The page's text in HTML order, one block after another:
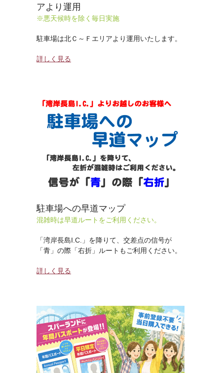
アより運用
※悪天候時を除く毎日実施
駐車場は北Ｃ～Ｆエリアより運用いたします。
詳しく見る
駐車場への早道マップ
混雑時は早道ルートをご利用ください。
「湾岸長島I.C.」を降りて、交差点の信号が
「青」の際「右折」ルートもご利用ください。
詳しく見る